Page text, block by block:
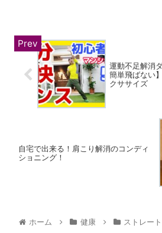
運動不足解消
簡単飛ばない
クササイズ
自宅で出来る！肩こり解消のコンディ
ショニング！
ホーム 健康 ストレー